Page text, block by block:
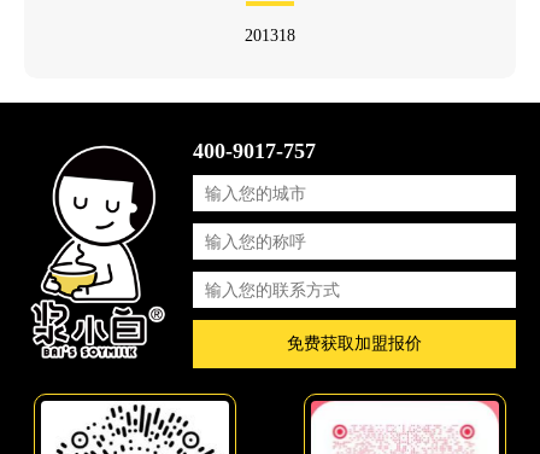
201318
400-9017-757
免费获取加盟报价